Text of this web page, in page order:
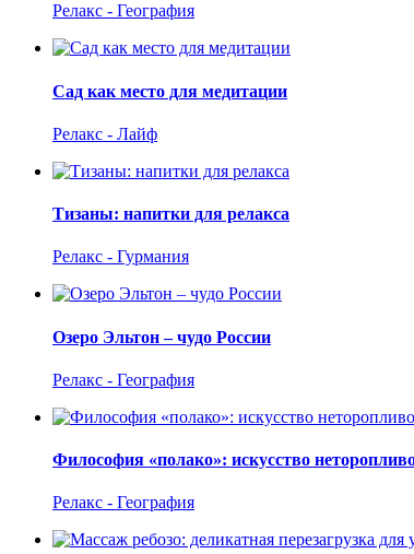
Релакс - География
Сад как место для медитации
Релакс - Лайф
Тизаны: напитки для релакса
Релакс - Гурмания
Озеро Эльтон – чудо России
Релакс - География
Философия «полако»: искусство
Релакс - География